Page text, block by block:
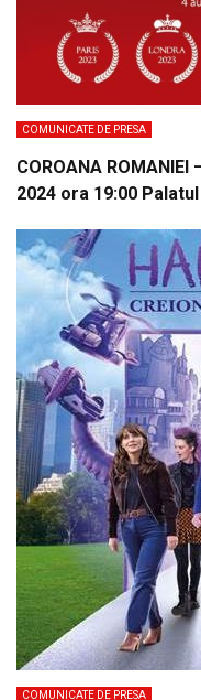
COMUNICATE DE PRESA
COROANA
2024 ora 19:00
COMUNICATE DE PRESA